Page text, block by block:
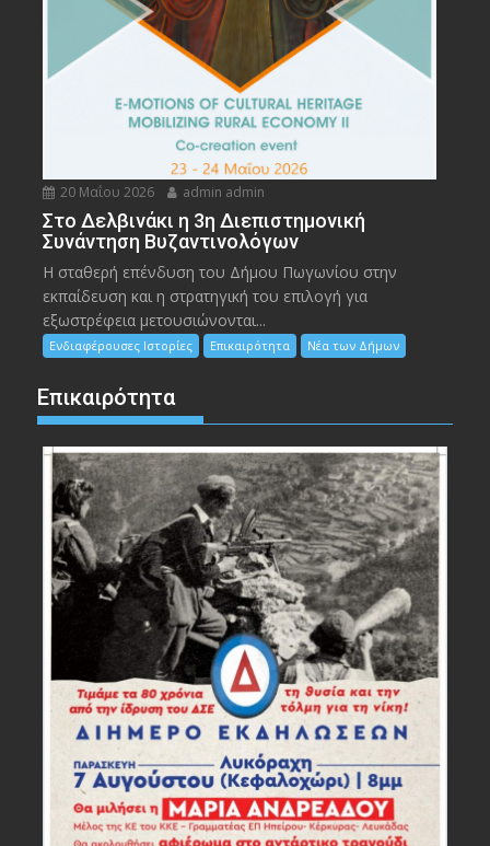
20 Μαΐου 2026 admin admin
Στο Δελβινάκι η 3η Διεπιστημονική
Συνάντηση Βυζαντινολόγων
Η σταθερή επένδυση του Δήμου Πωγωνίου στην
εκπαίδευση και η στρατηγική του επιλογή για
εξωστρέφεια μετουσιώνονται...
Ενδιαφέρουσες Ιστορίες Επικαιρότητα Νέα των Δήμων
Επικαιρότητα